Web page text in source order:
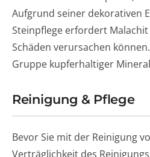
Aufgrund seiner dekorativen
Steinpflege erfordert
Schäden verursachen
Gruppe kupferhaltiger
Reinigung & Pflege
Bevor Sie mit der Reinigung
Verträglichkeit des